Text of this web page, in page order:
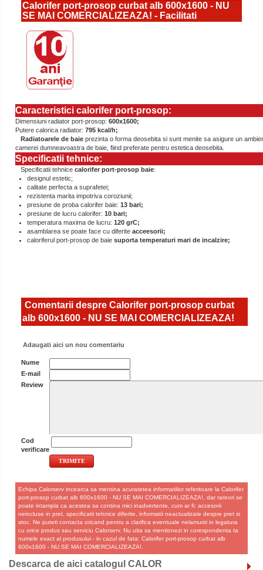
Calorifer port-prosop curbat alb 600x1600 - NU
SE MAI COMERCIALIZEAZA! - Facilitati
Caracteristici calorifer port-prosop:
Dimensiuni radiator port-prosop: 600x1600;
Putere calorica radiator: 795 kcal/h;
Radiatoarele de baie prezinta o forma deosebita si sunt menite sa asigure un
camerei dumneavoastra de baie, fiind preferate pentru estetica deosebita.
Specificatii tehnice:
Specificatii tehnice calorifer port-prosop baie:
designul estetic;
calitate perfecta a suprafetei;
rezistenta marita impotriva coroziunii;
presiune de proba calorifer baie: 13 bari;
presiune de lucru calorifer: 10 bari;
temperatura maxima de lucru: 120 grC;
asamblarea se poate face cu diferite acceesorii;
caloriferul port-prosop de baie suporta temperaturi mari de incalzire;
Comentarii despre Calorifer port-prosop curbat
alb 600x1600 - NU SE MAI COMERCIALIZEAZA!
Adaugati aici un nou comentariu
Nume
E-mail
Review
Cod
verificare
Echipa Calorserv incearca sa mentina acuratetea informatiilor referitoare la Calorifer
port-prosop curbat alb 600x1600 - NU SE MAI COMERCIALIZEAZA!, dar rareori se
poate intampla ca acestea sa contina mici inadvertente, cum ar fi: accesorii
neincluse in pret, specificatii tehnice diferite, informatii neactualizate despre pret si
stoc. Ne puteti contacta oricand pentru a clarifica eventuale nelamuriri in legatura
cu orice produs sau serviciu Calorserv. Nu uita sa mentionezi in corespondenta ta
numele exact al produsului - in cazul de fata: Calorifer port-prosop curbat alb
600x1600 - NU SE MAI COMERCIALIZEAZA!.
Descarca de aici catalogul CALOR